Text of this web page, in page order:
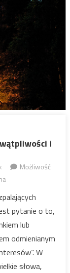
i
Możliwość
pytanie o to,
lub
odmienianym
W
słowa,